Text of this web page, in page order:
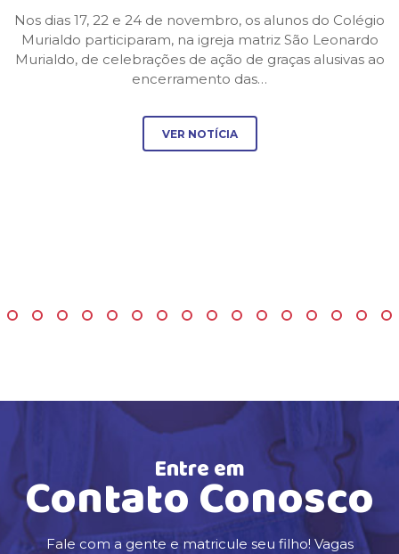
Nos dias 17, 22 e 24 de novembro, os alunos do Colégio
Murialdo participaram, na igreja matriz São Leonardo
Murialdo, de celebrações de ação de graças alusivas ao
encerramento das…
VER NOTÍCIA
Entre em
Contato Conosco
Fale com a gente e matricule seu filho! Vagas